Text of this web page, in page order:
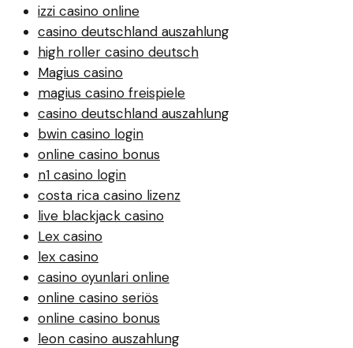
izzi casino online
casino deutschland auszahlung
high roller casino deutsch
Magius casino
magius casino freispiele
casino deutschland auszahlung
bwin casino login
online casino bonus
n1 casino login
costa rica casino lizenz
live blackjack casino
Lex casino
lex casino
casino oyunlari online
online casino seriös
online casino bonus
leon casino auszahlung